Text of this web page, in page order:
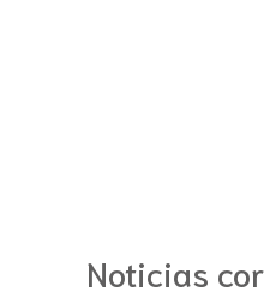
Noticias